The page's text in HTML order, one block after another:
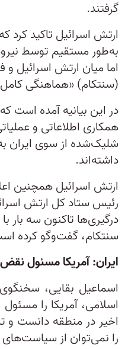
گرفتند.
ارتش اسرائیل تاکید کرد
به‌طور مستقیم توسط
اما میان ارتش اسرائیل و
(سنتکام) «هماهنگی
در این بیانیه آمده است
همکاری اطلاعاتی و
شلیک‌شده از سوی ایران
داشته‌اند.
ارتش اسرائیل همچنین
رئیس ستاد کل ارتش
درگیری‌ها تاکنون سه بار با
سنتکام، گفت‌وگو کرده
ایران: آمریکا مسئول
اسماعیل بقایی،
اسلامی، آمریکا را
اخیر در منطقه دانست و
را نمی‌توان از